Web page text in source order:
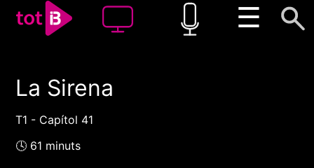
☰
00:00 00:00
La Sirena
T1 - Capítol 41
🕓 61 minuts